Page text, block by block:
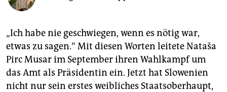
fragen & hilfe
abo
genossenschaft
epaper login
„Ich habe nie geschwiegen, wenn es nötig war,
etwas zu sagen.“ Mit diesen Worten leitete Nataša
Pirc Musar im September ihren Wahlkampf um
das Amt als Präsidentin ein. Jetzt hat Slowenien
nicht nur sein erstes weibliches Staatsoberhaupt,